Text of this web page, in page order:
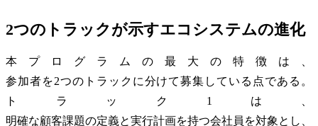
2つのトラックが示すエコシステムの進化
本プログラムの最大の特徴は、
参加者を2つのトラックに分けて募集している点である。
トラック1は、
明確な顧客課題の定義と実行計画を持つ会社員を対象とし、